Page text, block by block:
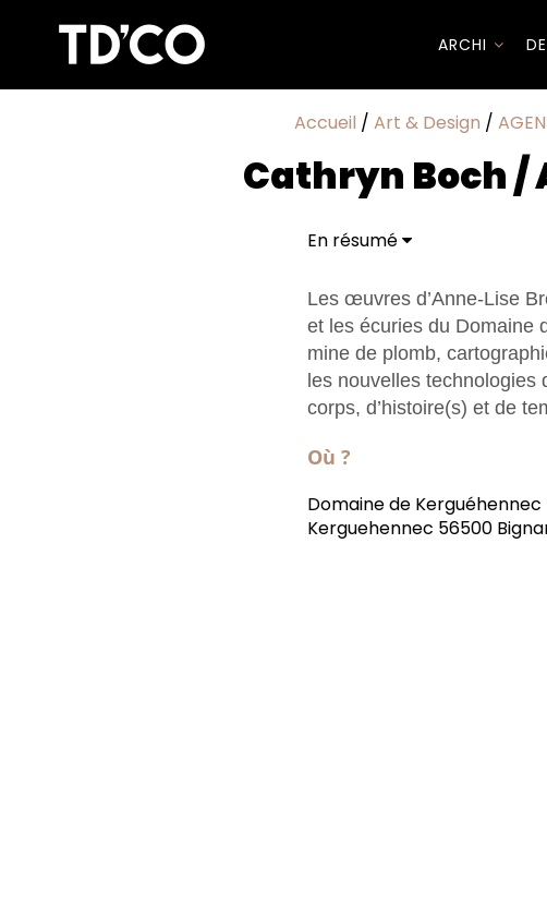
ARCHI
Accueil / Art & Design /
Cathryn Boch /
En résumé
Les œuvres d’Anne-Lise
et les écuries du Domaine
mine de plomb,
les nouvelles
corps, d’histoire(s) et de
Où ?
Domaine de
Kerguehennec 56500